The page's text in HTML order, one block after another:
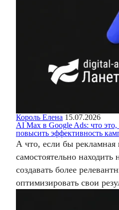
Король Елена 15.07.2026
AI Max в Google Ads: что это,
повысить эффективность
А что, если бы рекламная
самостоятельно находить
создавать более
оптимизировать свои